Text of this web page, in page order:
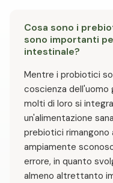
Cosa sono i
sono importanti
intestinale?
Mentre i probiotici
coscienza dell'uomo
molti di loro si
un'alimentazione
prebiotici rimangono
ampiamente
errore, in quanto
almeno altrettanto